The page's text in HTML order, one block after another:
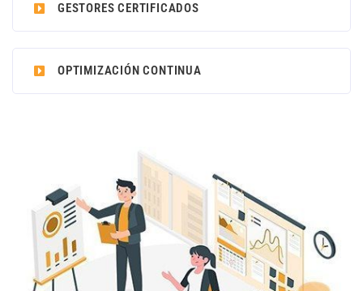
GESTORES CERTIFICADOS
OPTIMIZACIÓN CONTINUA